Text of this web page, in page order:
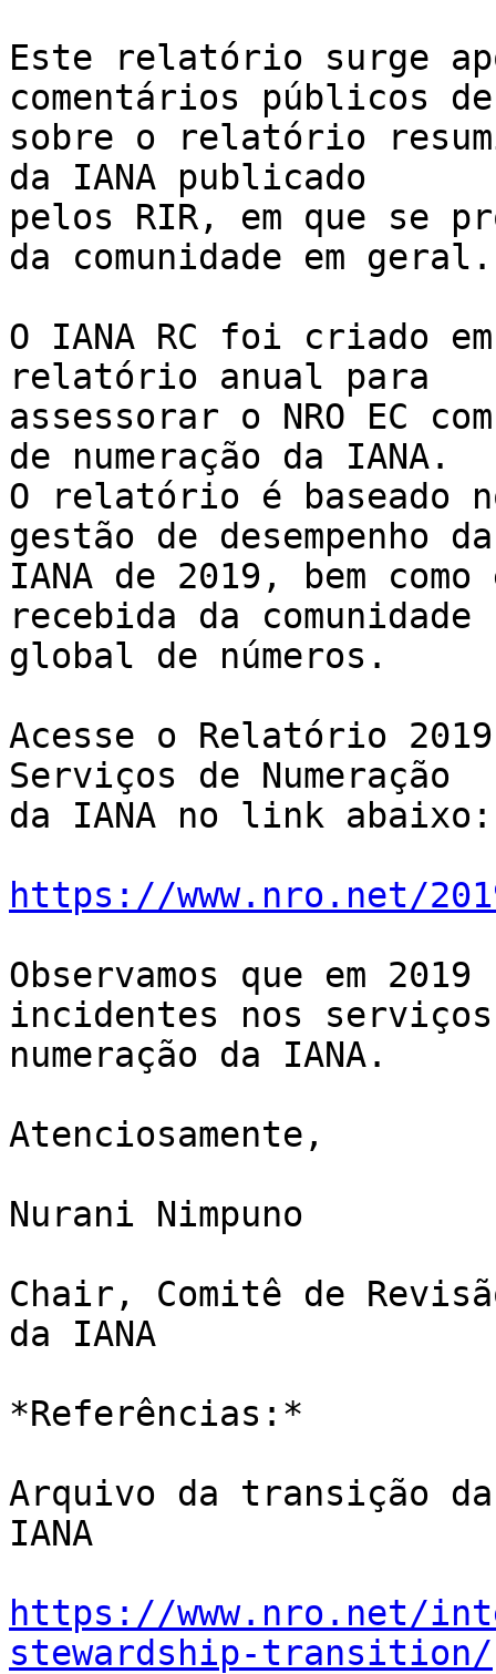
Este relatório surge
comentários públicos
sobre o relatório
da IANA publicado
pelos RIR, em que se
da comunidade em geral.
O IANA RC foi criado
relatório anual para
assessorar o NRO EC
de numeração da IANA.
O relatório é baseado
gestão de desempenho
IANA de 2019, bem
recebida da comunidade
global de números.
Acesse o Relatório
Serviços de Numeração
da IANA no link abaixo:
https://www.nro.net/
Observamos que em
incidentes nos
numeração da IANA.
Atenciosamente,
Nurani Nimpuno
Chair, Comitê de
da IANA
*Referências:*
Arquivo da transição
IANA
https://www.nro.net/
stewardship-transition/